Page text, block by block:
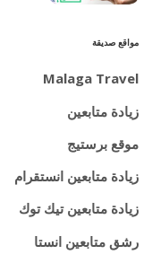
مواقع صديقة
Malaga Travel
زيادة متابعين
موقع برستيج
زيادة متابعين انستقرام
زيادة متابعين تيك توك
رشق متابعين انستا